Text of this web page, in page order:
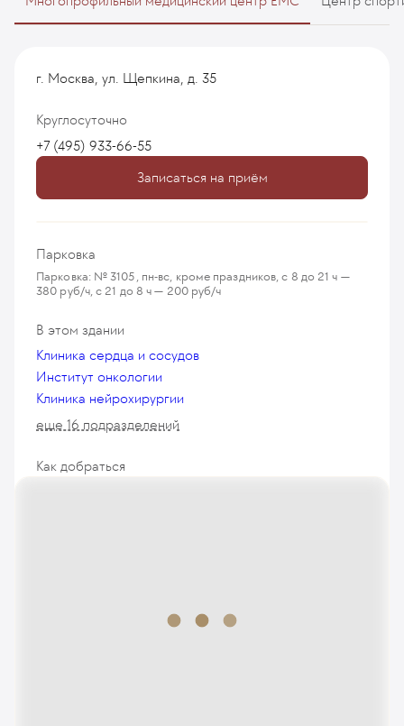
г. Москва, ул. Щепкина, д. 35
Круглосуточно
+7 (495) 933-66-55
Записаться на приём
Парковка
Парковка: № 3105, пн-вс, кроме праздников, с 8 до 21 ч —
380 руб/ч, с 21 до 8 ч — 200 руб/ч
В этом здании
Клиника сердца и сосудов
Институт онкологии
Клиника нейрохирургии
еще 16 подразделений
Как добраться